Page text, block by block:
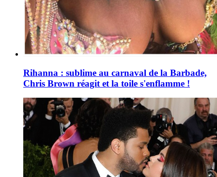
Rihanna : sublime au carnaval de la Barbade,
Chris Brown réagit et la toile s'enflamme !